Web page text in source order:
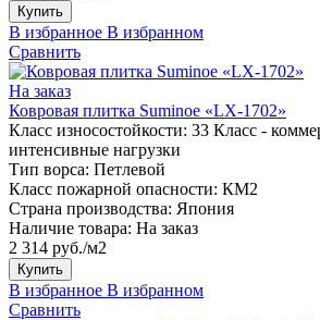
Купить
В избранное В избранном
Сравнить
На заказ
Ковровая плитка Suminoe «LX-1702»
Класс износостойкости: 33 Класс -
интенсивные нагрузки
Тип ворса: Петлевой
Класс пожарной опасности: КМ2
Страна производства: Япония
Наличие товара: На заказ
2 314 руб./м2
Купить
В избранное В избранном
Сравнить